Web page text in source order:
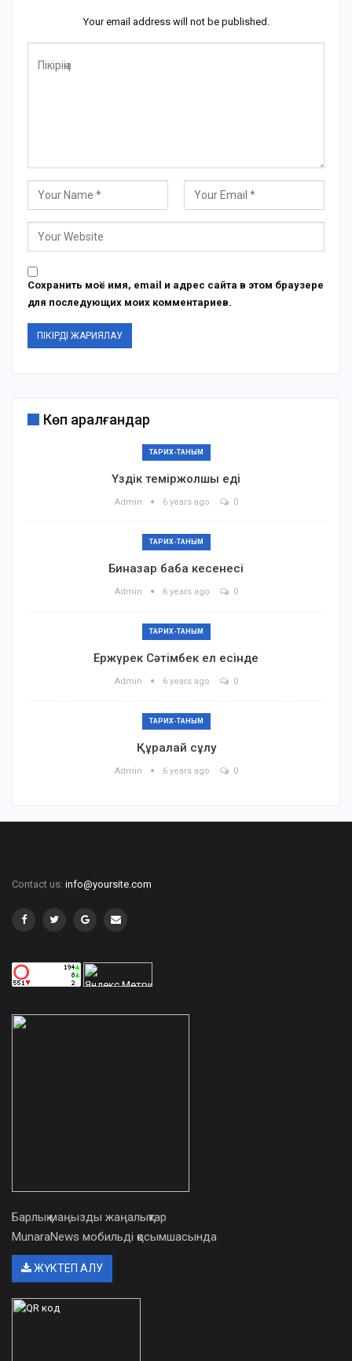
Your email address will not be published.
Сохранить моё имя, email и адрес сайта в этом браузере
для последующих моих комментариев.
Көп қаралғандар
ТАРИХ-ТАНЫМ
Үздік теміржолшы еді
Admin 6 years ago 0
ТАРИХ-ТАНЫМ
Биназар баба кесенесі
Admin 6 years ago 0
ТАРИХ-ТАНЫМ
Ержүрек Сәтімбек ел есінде
Admin 6 years ago 0
ТАРИХ-ТАНЫМ
Құралай сұлу
Admin 6 years ago 0
Contact us: info@yoursite.com
Барлық маңызды жаңалықтар
MunaraNews мобильді қосымшасында
ЖҮКТЕП АЛУ